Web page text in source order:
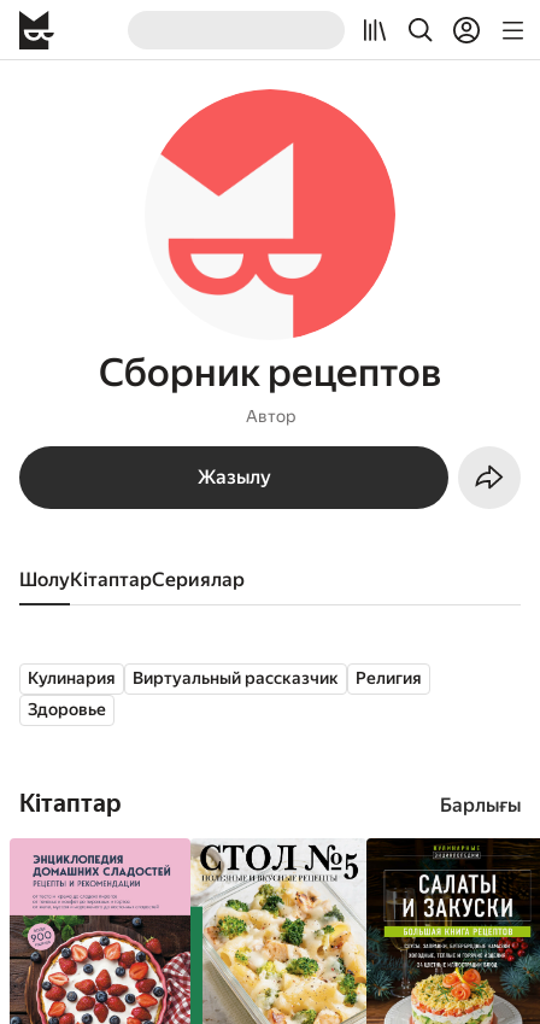
Сборник рецептов
Автор
Жазылу
Шолу кітаптар сериялар
Кулинария Виртуальный рассказчик
Религия
Здоровье
Кітаптар Барлығы